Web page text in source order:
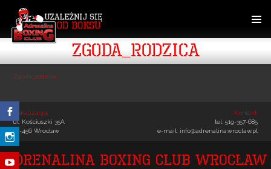
CONTENT
Zgoda_rodzica
Zgoda_rodzica
Lokalizacja:
ul. Kościuszki 35A
50-456 Wrocław
Kontakt:
tel. 519-357-685
e-mail: info@adrenalina.wroclaw.pl
Adrenalina Boxing Club Wrocław